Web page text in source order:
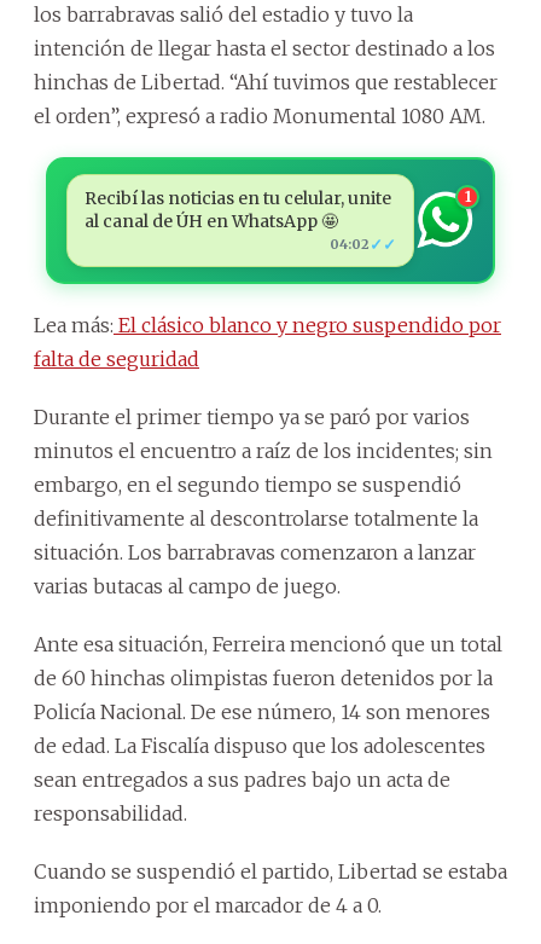
los barrabravas salió del estadio y tuvo la
intención de llegar hasta el sector destinado a los
hinchas de Libertad. “Ahí tuvimos que restablecer
el orden”, expresó a radio Monumental 1080 AM.
Recibí las noticias en tu celular, unite
al canal de ÚH en WhatsApp 🤩
04:02 ✓✓
1
Lea más: El clásico blanco y negro suspendido por
falta de seguridad
Durante el primer tiempo ya se paró por varios
minutos el encuentro a raíz de los incidentes; sin
embargo, en el segundo tiempo se suspendió
definitivamente al descontrolarse totalmente la
situación. Los barrabravas comenzaron a lanzar
varias butacas al campo de juego.
Ante esa situación, Ferreira mencionó que un total
de 60 hinchas olimpistas fueron detenidos por la
Policía Nacional. De ese número, 14 son menores
de edad. La Fiscalía dispuso que los adolescentes
sean entregados a sus padres bajo un acta de
responsabilidad.
Cuando se suspendió el partido, Libertad se estaba
imponiendo por el marcador de 4 a 0.